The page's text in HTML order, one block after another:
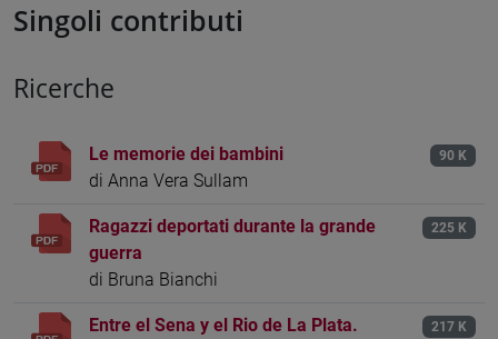
Singoli contributi
Ricerche
Le memorie dei bambini
di Anna Vera Sullam
90 K
Ragazzi deportati durante la grande
guerra
di Bruna Bianchi
225 K
Entre el Sena y el Rio de La Plata.
217 K